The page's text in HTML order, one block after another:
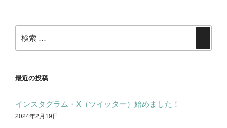
o
eナ
ビ
ー
シ
ョ
ン
索:
索
最近の投稿
インスタグラム・X（ツイッター）始めました！
2024年2月19日